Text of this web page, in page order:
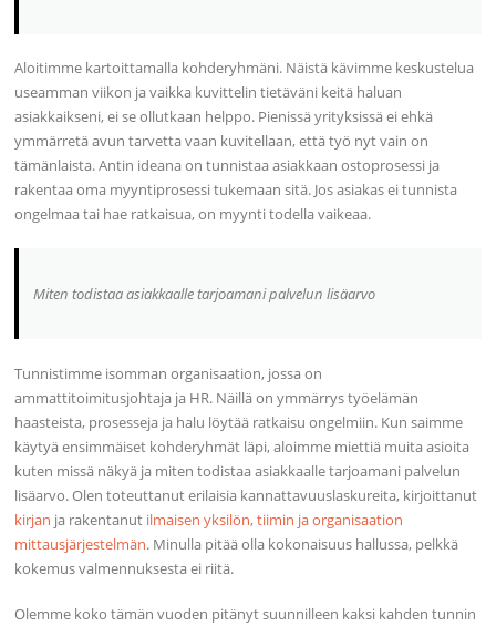
Aloitimme kartoittamalla kohderyhmäni. Näistä kävimme keskustelua
useamman viikon ja vaikka kuvittelin tietäväni keitä haluan
asiakkaikseni, ei se ollutkaan helppo. Pienissä yrityksissä ei ehkä
ymmärretä avun tarvetta vaan kuvitellaan, että työ nyt vain on
tämänlaista. Antin ideana on tunnistaa asiakkaan ostoprosessi ja
rakentaa oma myyntiprosessi tukemaan sitä. Jos asiakas ei tunnista
ongelmaa tai hae ratkaisua, on myynti todella vaikeaa.
Miten todistaa asiakkaalle tarjoamani palvelun lisäarvo
Tunnistimme isomman organisaation, jossa on
ammattitoimitusjohtaja ja HR. Näillä on ymmärrys työelämän
haasteista, prosesseja ja halu löytää ratkaisu ongelmiin. Kun saimme
käytyä ensimmäiset kohderyhmät läpi, aloimme miettiä muita asioita
kuten missä näkyä ja miten todistaa asiakkaalle tarjoamani palvelun
lisäarvo. Olen toteuttanut erilaisia kannattavuuslaskureita, kirjoittanut
kirjan ja rakentanut ilmaisen yksilön, tiimin ja organisaation
mittausjärjestelmän. Minulla pitää olla kokonaisuus hallussa, pelkkä
kokemus valmennuksesta ei riitä.
Olemme koko tämän vuoden pitänyt suunnilleen kaksi kahden tunnin